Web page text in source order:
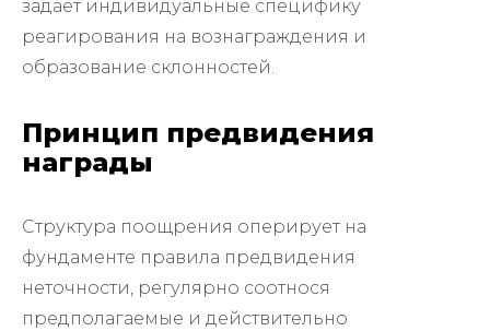
задает индивидуальные специфику
реагирования на вознаграждения и
образование склонностей.
Принцип предвидения
награды
Структура поощрения оперирует на
фундаменте правила предвидения
неточности, регулярно соотнося
предполагаемые и действительно